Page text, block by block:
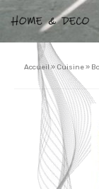
Accueil »Cuisine»